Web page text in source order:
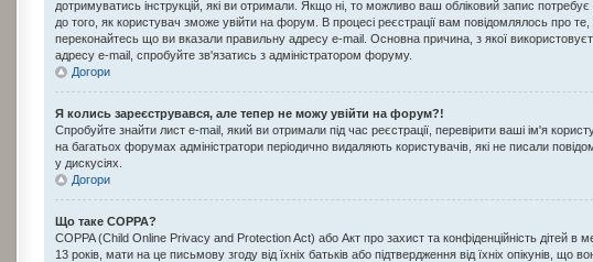
дотримуватись інструкцій, які ви отримали. Якщо ні, то можливо ваш обліковий запис
до того, як користувач зможе увійти на форум. В процесі реєстрації вам повідомлялось про
переконайтесь що ви вказали правильну адресу e-mail. Основна причина, з якої
адресу e-mail, спробуйте зв'язатись з адміністратором форуму.
Догори
Я колись зареєструвався, але тепер не можу увійти на форум?!
Спробуйте знайти лист e-mail, який ви отримали під час реєстрації, перевірити ваші ім'я
на багатьох форумах адміністратори періодично видаляють користувачів, які не писали
у дискусіях.
Догори
Що таке COPPA?
COPPA (Child Online Privacy and Protection Act) або Акт про захист та конфіденційність дітей в
13 років, мати на це письмову згоду від їхніх батьків або підтвердження від їхніх опікунів,